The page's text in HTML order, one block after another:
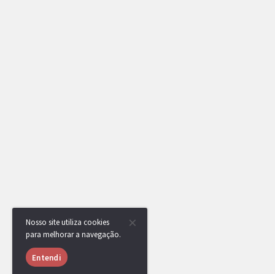
Nosso site utiliza cookies
para melhorar a navegação.
Entendi